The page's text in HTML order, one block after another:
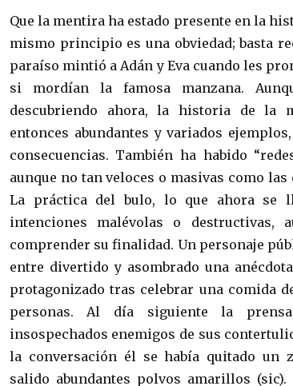
Que la mentira ha estado presente en la
mismo principio es una obviedad; basta
paraíso mintió a Adán y Eva cuando les
si mordían la famosa manzana.
descubriendo ahora, la historia de la
entonces abundantes y variados
consecuencias. También ha habido
aunque no tan veloces o masivas como
La práctica del bulo, lo que ahora se
intenciones malévolas o destructivas,
comprender su finalidad. Un personaje
entre divertido y asombrado una
protagonizado tras celebrar una comida
personas. Al día siguiente la
insospechados enemigos de sus
la conversación él se había quitado un
salido abundantes polvos amarillos